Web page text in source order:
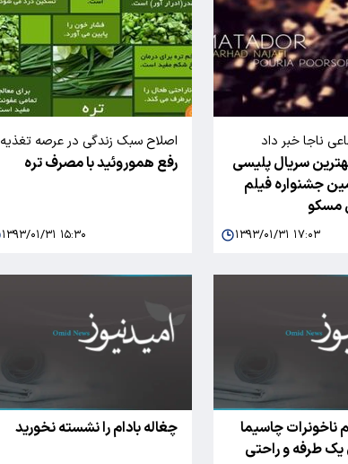
ناجا خبر داد
سریال پلیسی
جشنواره فیلم
مسکو
۱۳۹۳/۰۱/۳۱ ۱۷:۰۳
اصلاح سبک زندگی در عرصه تغذیه
/
رفع هموروئید با مصرف تره
۱۳۹۳/۰۱/۳۱ ۱۵:۳۰
ناخونرات چاسیما
یک طرفه و راحتی
چغاله بادام را نشسته نخورید